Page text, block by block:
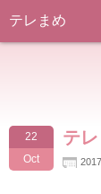
テレまめ
22
Oct
テ
2017